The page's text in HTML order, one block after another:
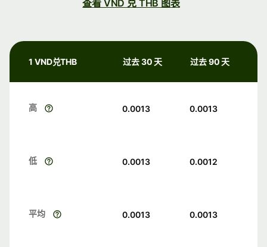
查看 VND 兑 THB 图表
1 VND兑THB 过去 30 天 过去 90 天
高 0.0013 0.0013
低 0.0013 0.0012
平均 0.0013 0.0013